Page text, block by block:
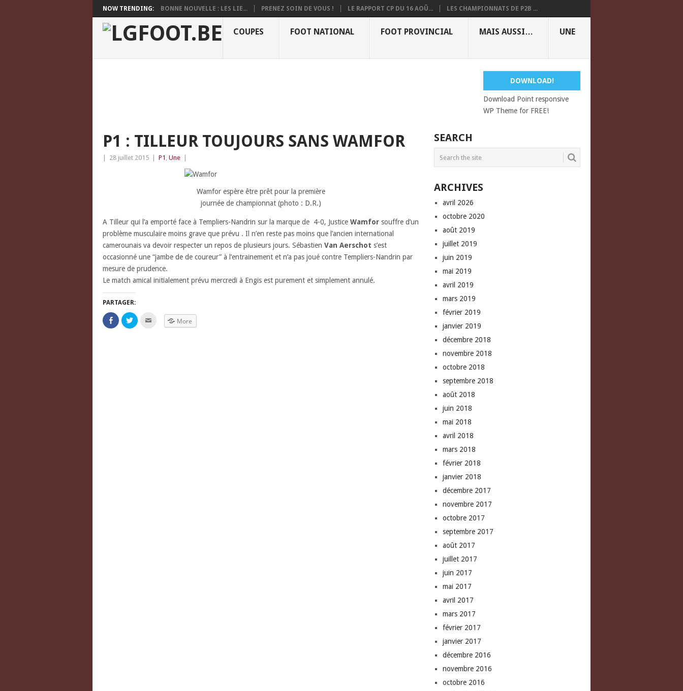
NOW TRENDING: BONNE NOUVELLE : LES LIE... PRENEZ SOIN DE VOUS ! LE RAPPORT CP DU 16 AOÛ... LES CHAMPIONNATS DE P2B ...
COUPES FOOT NATIONAL FOOT PROVINCIAL MAIS AUSSI… UNE
DOWNLOAD!
Download Point responsive
WP Theme for FREE!
P1 : TILLEUR TOUJOURS SANS WAMFOR
28 juillet 2015 P1 , Une
Wamfor espère être prêt pour la première
journée de championnat (photo : D.R.)
A Tilleur qui l’a emporté face à Templiers-Nandrin sur la marque de 4-0, Justice Wamfor souffre d’un
problème musculaire moins grave que prévu . Il n’en reste pas moins que l’ancien international
camerounais va devoir respecter un repos de plusieurs jours. Sébastien Van Aerschot s’est
occasionné une “jambe de de coureur” à l’entrainement et n’a pas joué contre Templiers-Nandrin par
mesure de prudence.
Le match amical initialement prévu mercredi à Engis est purement et simplement annulé.
PARTAGER:
Click
to
share
Click
to More
SEARCH
ARCHIVES
avril 2026
octobre 2020
août 2019
juillet 2019
juin 2019
mai 2019
avril 2019
mars 2019
février 2019
janvier 2019
décembre 2018
novembre 2018
octobre 2018
septembre 2018
août 2018
juin 2018
mai 2018
avril 2018
mars 2018
février 2018
janvier 2018
décembre 2017
novembre 2017
octobre 2017
septembre 2017
août 2017
juillet 2017
juin 2017
mai 2017
avril 2017
mars 2017
février 2017
janvier 2017
décembre 2016
novembre 2016
octobre 2016